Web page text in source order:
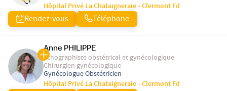
Hôpital Privé La Chataigneraie - Clermont Fd
Rendez-vous Téléphone
Anne PHILIPPE
Echographiste obstétrical et gynécologique
Chirurgien gynécologique
Gynécologue Obstétricien
Hôpital Privé La Chataigneraie - Clermont Fd